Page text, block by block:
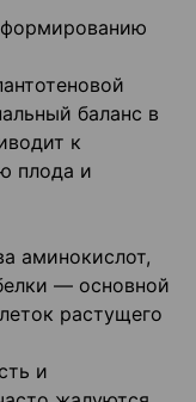
баланс в
к
плода и
аминокислот,
— основной
растущего
и